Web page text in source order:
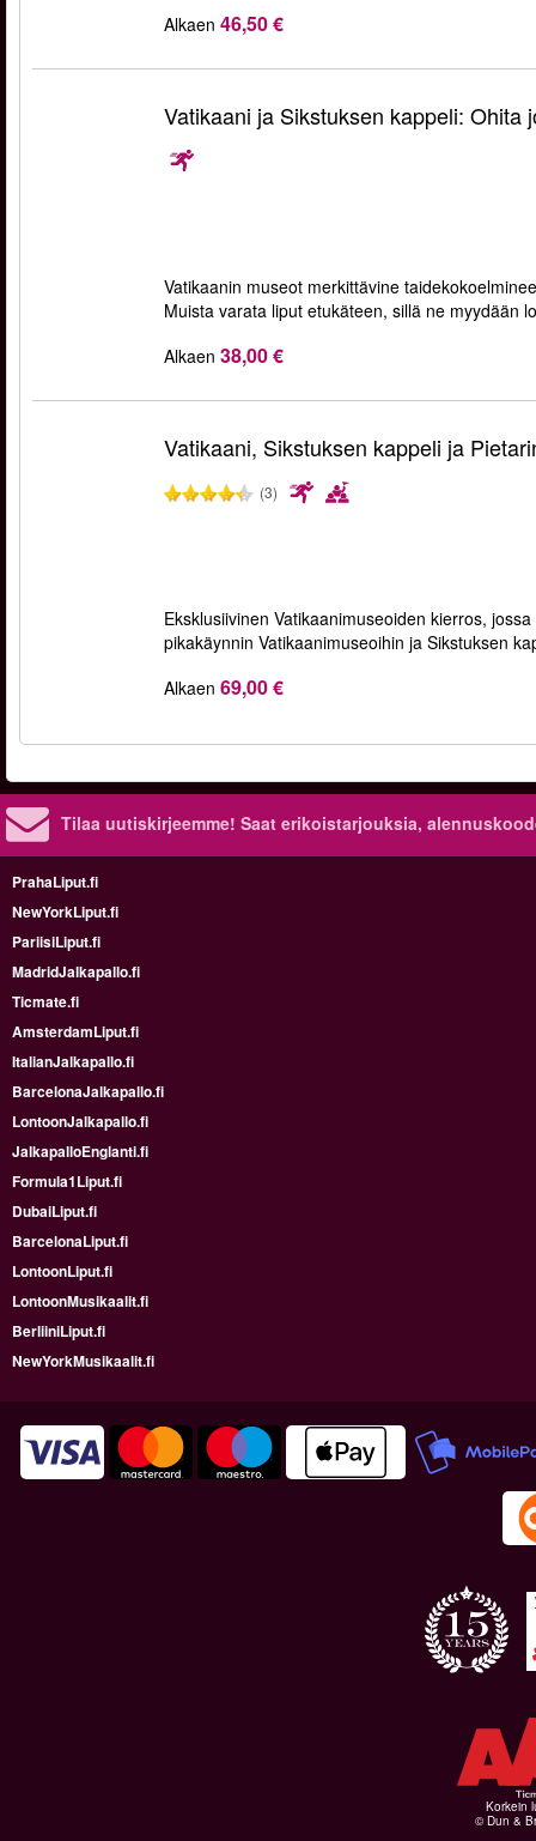
Alkaen 46,50 €
Vatikaani ja Sikstuksen kappeli: Ohita
Vatikaanin museot merkittävine
Muista varata liput etukäteen, sillä ne myydään
Alkaen 38,00 €
Vatikaani, Sikstuksen kappeli ja
(3)
Eksklusiivinen Vatikaanimuseoiden kierros,
pikakäynnin Vatikaanimuseoihin ja Sikstuksen
Alkaen 69,00 €
Tilaa uutiskirjeemme! Saat erikoistarjouksia,
PrahaLiput.fi
NewYorkLiput.fi
PariisiLiput.fi
MadridJalkapallo.fi
Ticmate.fi
AmsterdamLiput.fi
ItalianJalkapallo.fi
BarcelonaJalkapallo.fi
LontoonJalkapallo.fi
JalkapalloEnglanti.fi
Formula1Liput.fi
DubaiLiput.fi
BarcelonaLiput.fi
LontoonLiput.fi
LontoonMusikaalit.fi
BerliiniLiput.fi
NewYorkMusikaalit.fi
Korkein
© Dun &